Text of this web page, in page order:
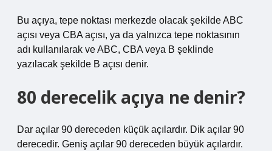
Bu açıya, tepe noktası merkezde olacak şekilde ABC
açısı veya CBA açısı, ya da yalnızca tepe noktasının
adı kullanılarak ve ABC, CBA veya B şeklinde
yazılacak şekilde B açısı denir.
80 derecelik açıya ne denir?
Dar açılar 90 dereceden küçük açılardır. Dik açılar 90
derecedir. Geniş açılar 90 dereceden büyük açılardır.